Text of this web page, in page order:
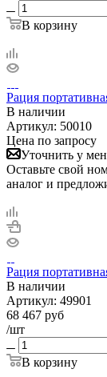
В корзину
Рация
В наличии
Артикул: 50010
Цена по запросу
Уточнить у
Оставьте свой
аналог и
Рация
В наличии
Артикул: 49901
68 467 руб
/шт
В корзину